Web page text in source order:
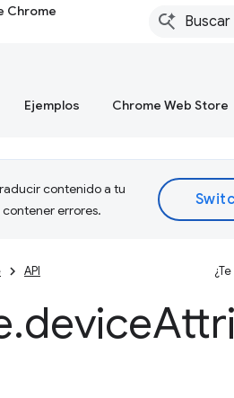
Chrome
Ejemplos Chrome Web Store
contenido a tu
errores.
API
.device